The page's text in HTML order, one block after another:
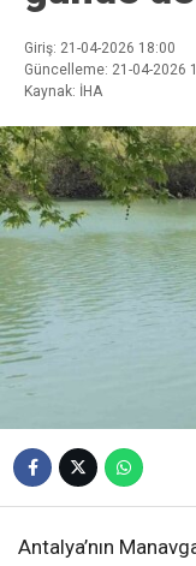
Giriş: 21-04-2026 18:00
Güncelleme: 21-04-2026
Kaynak: İHA
Antalya’nın